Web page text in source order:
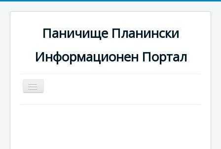
Паничище Планински
Информационен Портал
Превключи
навигация